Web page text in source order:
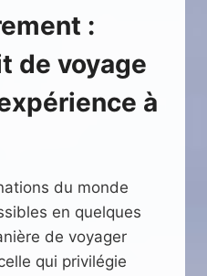
:
de voyage
à
du monde
en quelques
de voyager
qui privilégie